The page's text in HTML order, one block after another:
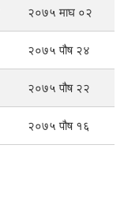
२०७५ माघ ०२
२०७५ पौष २४
२०७५ पौष २२
२०७५ पौष १६